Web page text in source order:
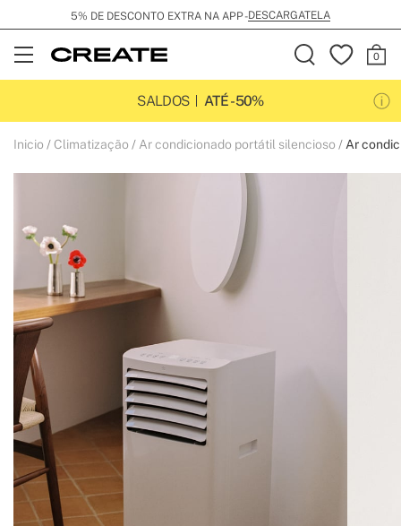
5% DE DESCONTO EXTRA NA APP -DESCARGATELA
Open
Menu
SALDOS
ATÉ -50%
Inicio Climatização Ar condicionado portátil silencioso Ar